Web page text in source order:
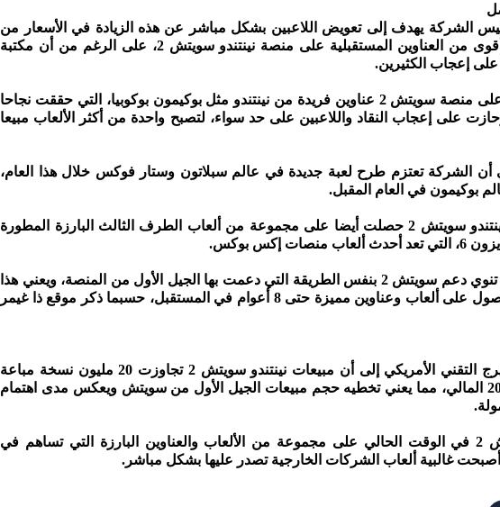
الشركة يهدف إلى تعويض اللاعبين بشكل مباشر عن هذه الزيادة في الأسعار من
خلال تقديم مجموعة أفضل وأقوى من العناوين المستقبلية على منصة نينتندو سويتش 2، على الرغم من أن مكتبة
على إعجاب الكثيرين.
وتضم الألعاب الموجودة حاليا على منصة سويتش 2 عناوين فريدة من نينتندو مثل بوكيمون بوكوبيا، التي حققت نجاحا
على إعجاب النقاد واللاعبين على حد سواء، لتصبح واحدة من أكثر الألعاب مبيعا
تعتزم طرح لعبة جديدة في عالم سبلاتون وستار فوكس خلال هذا العام،
بوكيمون في العام المقبل.
وتجدر الإشارة إلى أن منصة نينتندو سويتش 2 حصلت أيضا على مجموعة من ألعاب الطرف الثالث البارزة المطورة
إكس بوكس.
كما اضاف فوروكاوا أن نينتندو تنوي دعم سويتش 2 بنفس الطريقة التي دعمت بها الجيل الأول من المنصة، ويعني هذا
أن سويتش 2 سيستمر في الحصول على ألعاب وعناوين مميزة حتى 8 أعوام في المستقبل، حسبما ذكر موقع ذا غيمر
ويشير تقرير نشره موقع ذا فيرج التقني الأمريكي إلى أن مبيعات نينتندو سويتش 2 تجاوزت 20 مليون نسخة مباعة
بحلول الربع الأخير في عام 2025 المالي، مما يعني تخطيه حجم مبيعات الجيل الأول من سويتش ويعكس مدى اهتمام
وتحصل منصات نينتندو سويتش 2 في الوقت الحالي على مجموعة من الألعاب والعناوين البارزة التي تساهم في
أصبحت غالبية ألعاب الشركات الخارجية تصدر عليها بشكل مباشر.